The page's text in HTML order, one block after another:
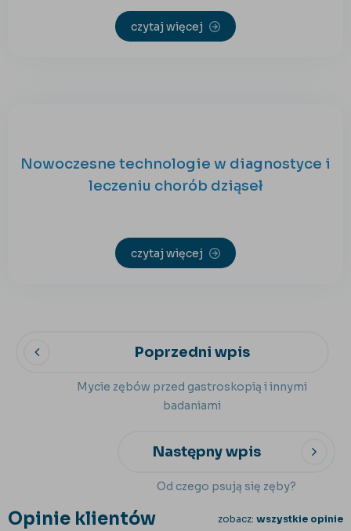
czytaj więcej
Nowoczesne technologie w diagnostyce i
leczeniu chorób dziąseł
czytaj więcej
Poprzedni wpis
Mycie zębów przed gastroskopią i innymi
badaniami
Następny wpis
Od czego psują się zęby?
Opinie klientów zobacz: wszystkie opinie